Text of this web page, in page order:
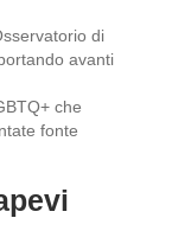
di
avanti
che
fonte